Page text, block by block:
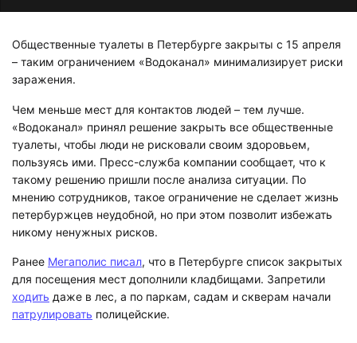
Общественные туалеты в Петербурге закрыты с 15 апреля
– таким ограничением «Водоканал» минимализирует риски
заражения.
Чем меньше мест для контактов людей – тем лучше.
«Водоканал» принял решение закрыть все общественные
туалеты, чтобы люди не рисковали своим здоровьем,
пользуясь ими. Пресс-служба компании сообщает, что к
такому решению пришли после анализа ситуации. По
мнению сотрудников, такое ограничение не сделает жизнь
петербуржцев неудобной, но при этом позволит избежать
никому ненужных рисков.
Ранее Мегаполис писал, что в Петербурге список закрытых
для посещения мест дополнили кладбищами. Запретили
ходить даже в лес, а по паркам, садам и скверам начали
патрулировать полицейские.